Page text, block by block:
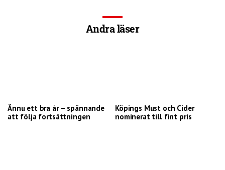
Andra läser
Ännu ett bra år – spännande
att följa fortsättningen
Köpings Must och Cider
nominerat till fint pris